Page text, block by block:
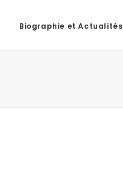
Biographie et Actualités